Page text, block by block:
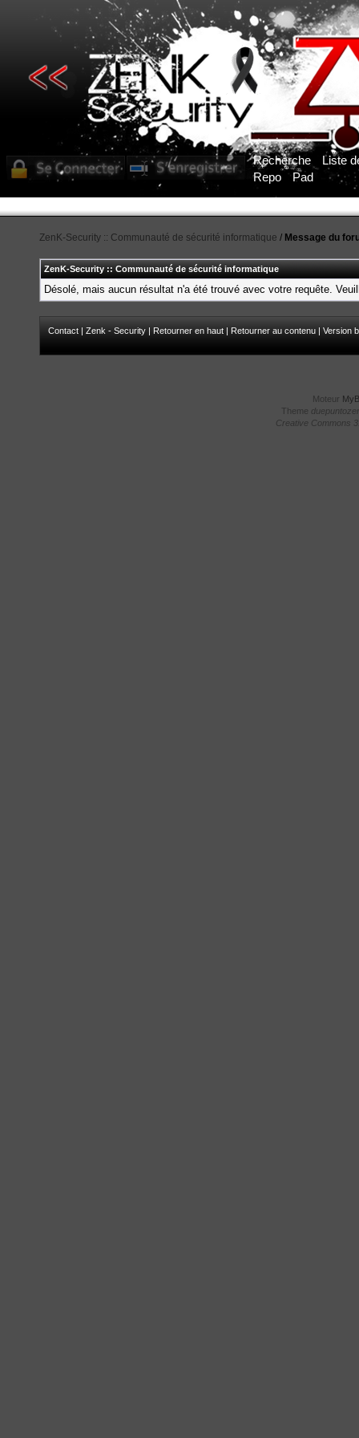
Recherche
Liste
Repo
Pad
ZenK-Security :: Communauté de sécurité informatique / Message du
ZenK-Security :: Communauté de sécurité informatique
Désolé, mais aucun résultat n'a été trouvé avec votre requête.
Contact | Zenk - Security | Retourner en haut | Retourner au contenu | Version
Moteur
Theme
Creative Commons